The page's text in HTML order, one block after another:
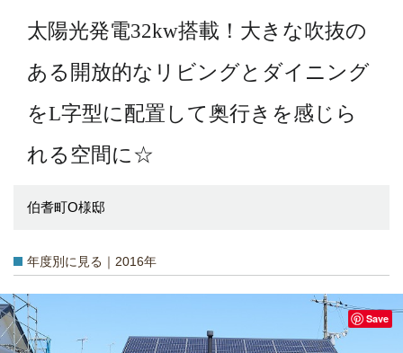
太陽光発電32kw搭載！大きな吹抜の
ある開放的なリビングとダイニング
をL字型に配置して奥行きを感じら
れる空間に☆
伯耆町O様邸
年度別に見る｜2016年
Save